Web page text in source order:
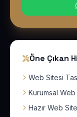
Öne Çıkan
Web Sitesi
Kurumsal Web
Hazır Web